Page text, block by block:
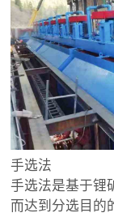
手选法
手选法是基于锂
而达到分选目的